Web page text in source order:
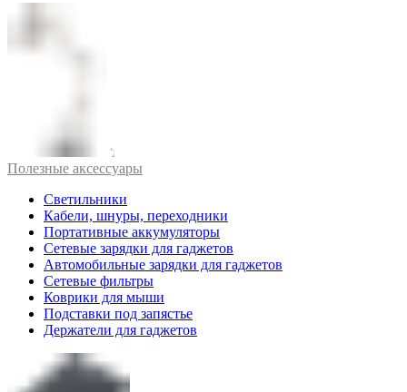
Полезные аксессуары
Светильники
Кабели, шнуры, переходники
Портативные аккумуляторы
Сетевые зарядки для гаджетов
Автомобильные зарядки для гаджетов
Сетевые фильтры
Коврики для мыши
Подставки под запястье
Держатели для гаджетов